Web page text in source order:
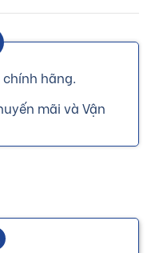
hãng.
mãi và Vận